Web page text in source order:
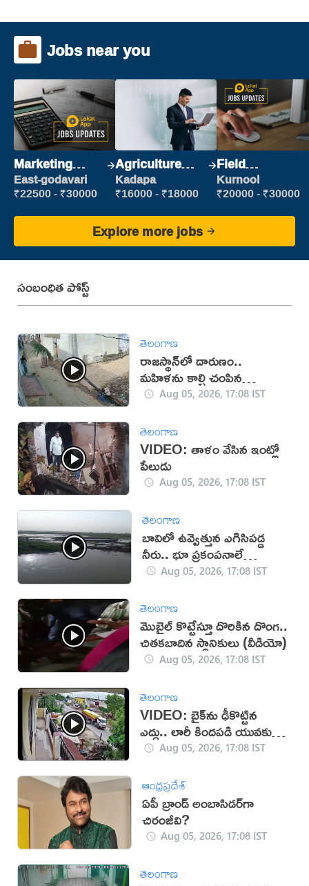
Jobs near you
Marketing
Executive
East-godavari
₹22500 - ₹30000
Agriculture
Labour
Kadapa
₹16000 - ₹18000
Field
Marketing
Executive
Kurnool
₹20000 - ₹30000
Explore more jobs
సంబంధిత పోస్ట్
తెలంగాణ
రాజస్థాన్‌లో దారుణం..
మహిళను కాల్చి చంపిన
యువకుడు (వీడియో)
Aug 05, 2026, 17:08 IST
తెలంగాణ
VIDEO: తాళం వేసిన ఇంట్లో
పేలుడు
Aug 05, 2026, 17:08 IST
తెలంగాణ
బావిలో ఉవ్వెత్తున ఎగిసిపడ్డ
నీరు.. భూ ప్రకంపనాలే
కారణమా?
Aug 05, 2026, 17:08 IST
తెలంగాణ
మొబైల్ కొట్టేస్తూ దొరికిన దొంగ..
చితకబాదిన స్థానికులు (వీడియో)
Aug 05, 2026, 17:08 IST
తెలంగాణ
VIDEO: బైక్‌ను ఢీకొట్టిన
ఎద్దు.. లారీ కిందపడి యువకుడు
మృతి!Aug 05, 2026, 17:08 IST
ఆంధ్రప్రదేశ్
ఏపీ బ్రాండ్ అంబాసిడర్‌గా
చిరంజీవి?
Aug 05, 2026, 17:08 IST
తెలంగాణ